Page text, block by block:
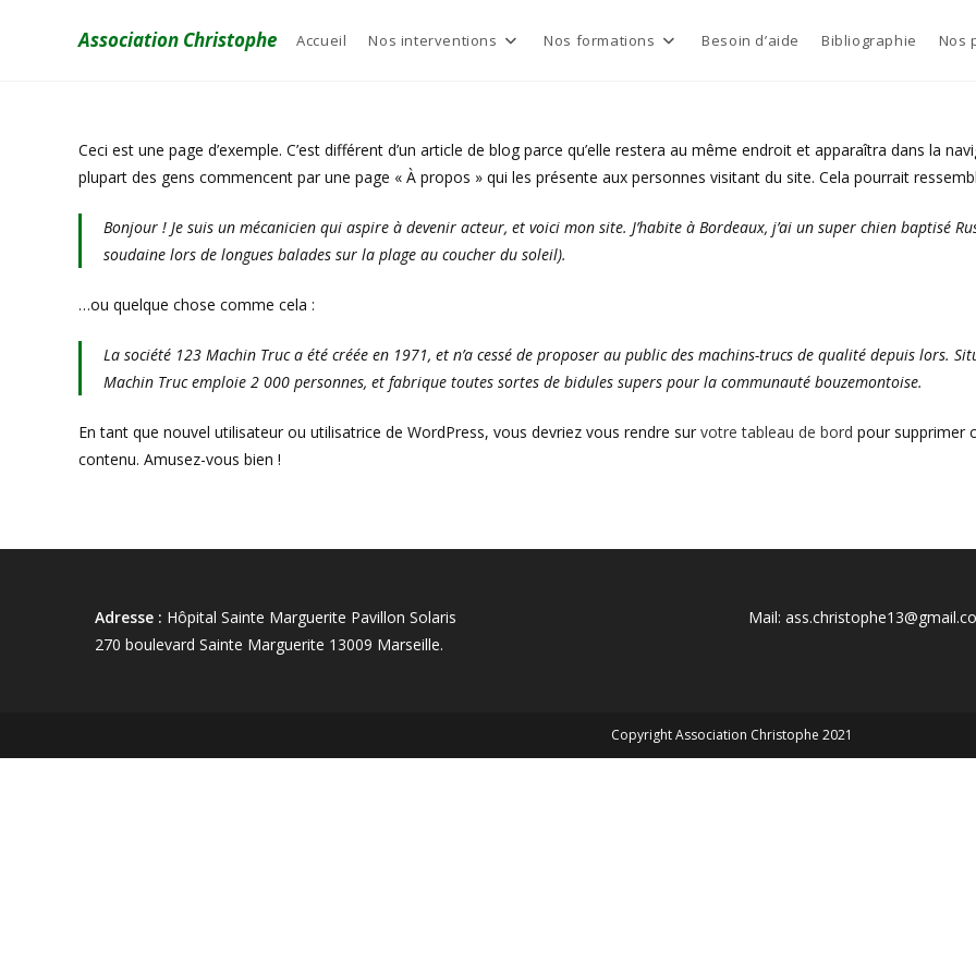
Association Christophe Accueil Nos interventions Nos formations Besoin d’aide Bibliographie Nos
Ceci est une page d’exemple. C’est différent d’un article de blog parce qu’elle restera au même endroit et apparaîtra dans la
plupart des gens commencent par une page « À propos » qui les présente aux personnes visitant du site. Cela pourrait
Bonjour ! Je suis un mécanicien qui aspire à devenir acteur, et voici mon site. J’habite à Bordeaux, j’ai un super chien baptisé
soudaine lors de longues balades sur la plage au coucher du soleil).
…ou quelque chose comme cela :
La société 123 Machin Truc a été créée en 1971, et n’a cessé de proposer au public des machins-trucs de qualité depuis lors.
Machin Truc emploie 2 000 personnes, et fabrique toutes sortes de bidules supers pour la communauté bouzemontoise.
En tant que nouvel utilisateur ou utilisatrice de WordPress, vous devriez vous rendre sur votre tableau de bord pour supprimer
contenu. Amusez-vous bien !
Adresse : Hôpital Sainte Marguerite Pavillon Solaris
270 boulevard Sainte Marguerite 13009 Marseille.
Mail:
Copyright Association Christophe 2021